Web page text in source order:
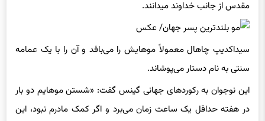
مقدس از جانب خداوند می‍دانند.
سیداکدیپ چاهال معمولاً موهایش را می‌بافد و آن را با یک عمامه
سنتی به نام دستار می‌پوشاند.
این نوجوان به رکوردهای جهانی گینس گفت: «شستن موهایم دو بار
در هفته حداقل یک ساعت زمان می‌برد و اگر کمک مادرم نبود، این